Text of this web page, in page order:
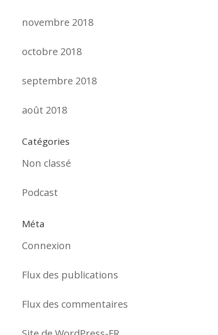
novembre 2018
octobre 2018
septembre 2018
août 2018
Catégories
Non classé
Podcast
Méta
Connexion
Flux des publications
Flux des commentaires